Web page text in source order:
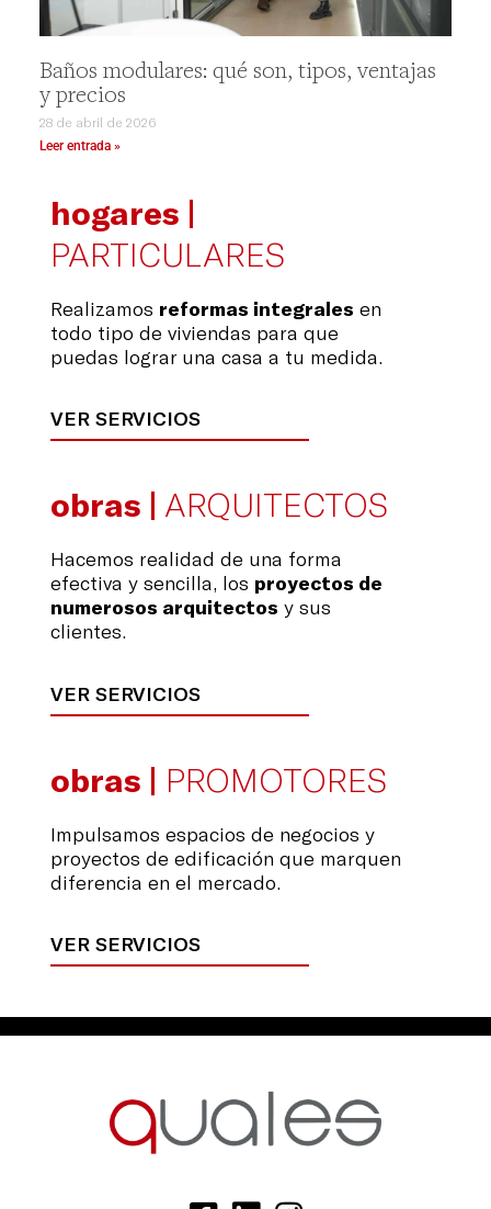
Baños modulares: qué son, tipos, ventajas
y precios
28 de abril de 2026
Leer entrada »
hogares |
PARTICULARES
Realizamos reformas integrales en
todo tipo de viviendas para que
puedas lograr una casa a tu medida.
VER SERVICIOS
obras | ARQUITECTOS
Hacemos realidad de una forma
efectiva y sencilla, los proyectos de
numerosos arquitectos y sus
clientes.
VER SERVICIOS
obras | PROMOTORES
Impulsamos espacios de negocios y
proyectos de edificación que marquen
diferencia en el mercado.
VER SERVICIOS